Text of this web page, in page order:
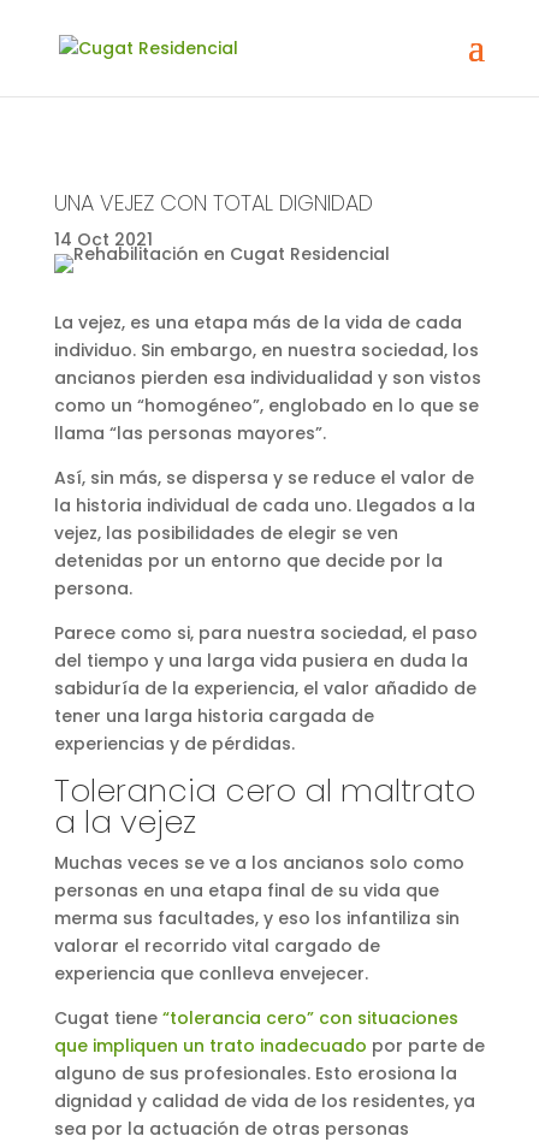
UNA VEJEZ CON TOTAL DIGNIDAD
14 Oct 2021
La vejez, es una etapa más de la vida de cada
individuo. Sin embargo, en nuestra sociedad, los
ancianos pierden esa individualidad y son vistos
como un “homogéneo”, englobado en lo que se
llama “las personas mayores”.
Así, sin más, se dispersa y se reduce el valor de
la historia individual de cada uno. Llegados a la
vejez, las posibilidades de elegir se ven
detenidas por un entorno que decide por la
persona.
Parece como si, para nuestra sociedad, el paso
del tiempo y una larga vida pusiera en duda la
sabiduría de la experiencia, el valor añadido de
tener una larga historia cargada de
experiencias y de pérdidas.
Tolerancia cero al maltrato
a la vejez
Muchas veces se ve a los ancianos solo como
personas en una etapa final de su vida que
merma sus facultades, y eso los infantiliza sin
valorar el recorrido vital cargado de
experiencia que conlleva envejecer.
Cugat tiene “tolerancia cero” con situaciones
que impliquen un trato inadecuado por parte de
alguno de sus profesionales. Esto erosiona la
dignidad y calidad de vida de los residentes, ya
sea por la actuación de otras personas